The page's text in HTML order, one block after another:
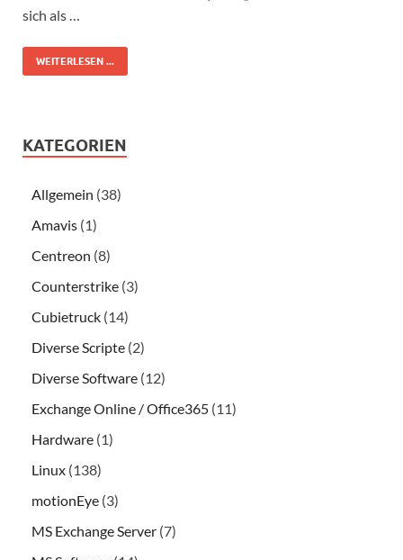
sich als …
WEITERLESEN ...
KATEGORIEN
Allgemein (38)
Amavis (1)
Centreon (8)
Counterstrike (3)
Cubietruck (14)
Diverse Scripte (2)
Diverse Software (12)
Exchange Online / Office365 (11)
Hardware (1)
Linux (138)
motionEye (3)
MS Exchange Server (7)